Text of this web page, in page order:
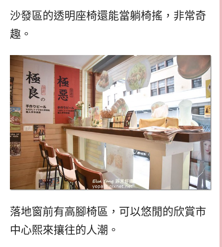
沙發區的透明座椅還能當躺椅搖，非常奇
趣。
落地窗前有高腳椅區，可以悠閒的欣賞市
中心熙來攘往的人潮。